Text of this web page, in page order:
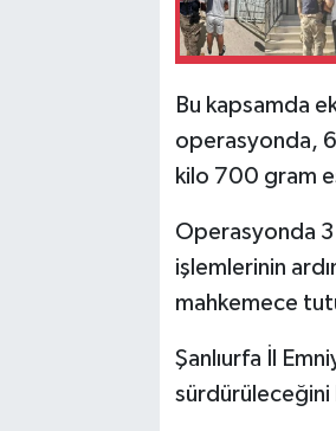
Bu kapsamda
operasyonda,
kilo 700 gram
Operasyonda 3
işlemlerinin
mahkemece
Şanlıurfa İl